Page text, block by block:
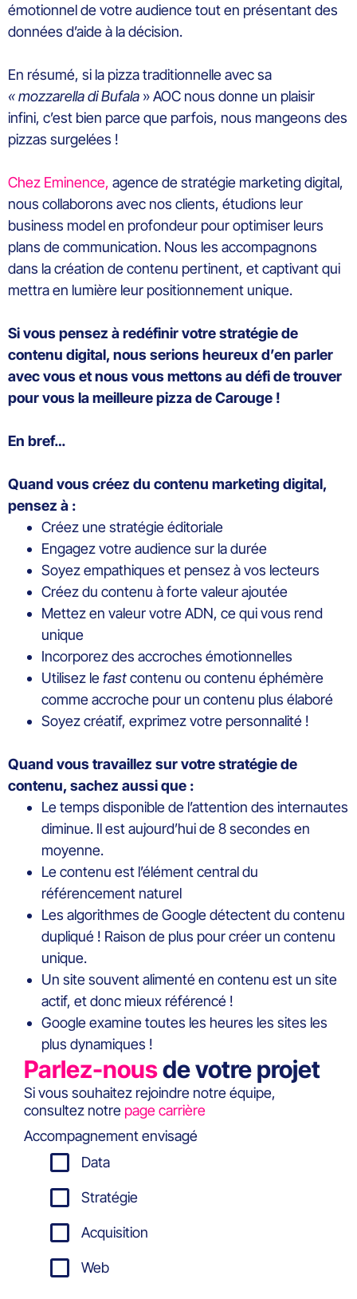
émotionnel de votre audience tout en présentant des
données d’aide à la décision.
En résumé, si la pizza traditionnelle avec sa
« mozzarella di Bufala » AOC nous donne un plaisir
infini, c’est bien parce que parfois, nous mangeons des
pizzas surgelées !
Chez Eminence, agence de stratégie marketing digital,
nous collaborons avec nos clients, étudions leur
business model en profondeur pour optimiser leurs
plans de communication. Nous les accompagnons
dans la création de contenu pertinent, et captivant qui
mettra en lumière leur positionnement unique.
Si vous pensez à redéfinir votrestratégie de
contenu digital, nous serions heureux d’en parler
avec vous et nous vous mettons au défi de trouver
pour vous la meilleure pizza de Carouge !
En bref…
Quand vous créez du contenu marketing digital,
pensez à :
Créez une stratégie éditoriale
Engagez votre audience sur la durée
Soyez empathiques et pensez à vos lecteurs
Créez du contenu à forte valeur ajoutée
Mettez en valeur votre ADN, ce qui vous rend
unique
Incorporez des accroches émotionnelles
Utilisez lefastcontenu ou contenu éphémère
comme accroche pour un contenu plus élaboré
Soyez créatif, exprimez votre personnalité !
Quand vous travaillez sur votre stratégie de
contenu, sachez aussi que :
Le temps disponible de l’attention des internautes
diminue. Il est aujourd’hui de 8 secondes en
moyenne.
Le contenu est l’élément central du
référencement naturel
Les algorithmes de Google détectent du contenu
dupliqué ! Raison de plus pour créer un contenu
unique.
Un site souvent alimenté en contenu est un site
actif, et donc mieux référencé !
Google examine toutes les heures les sites les
plus dynamiques !
Parlez-nousde votre projet
Si vous souhaitez rejoindre notre équipe,
consultez notre page carrière
Accompagnement envisagé
Data
Stratégie
Acquisition
Web